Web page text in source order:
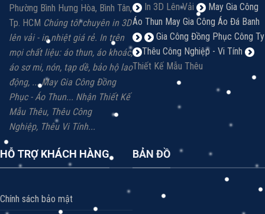
Phường Bình Hưng Hòa, Bình Tân,
Tp. HCM Chúng tôi chuyên in 3D
lên vải - in nhiệt giá rẻ. In trên
mọi chất liệu: áo thun, áo khoác,
áo sơ mi, nón, tạp dề, bảo hộ lao
động, ... May Gia Công Đồng
Phục - Áo Thun... Nhận Thiết Kế
Mẫu Thêu, Thêu Công
Nghiệp, Thêu Vi Tính...
In 3D Lên Vải
May Gia Công
Áo Thun May Gia Công Áo Đá Banh
Gia Công Đồng Phục Công Ty
Thêu Công Nghiệp - Vi Tính
Thiết Kế Mẫu Thêu
HỖ TRỢ KHÁCH HÀNG
Chính sách bảo mật
BẢN ĐỒ